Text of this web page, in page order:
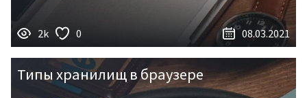
2k 0 08.03.2021
Типы хранилищ в браузере